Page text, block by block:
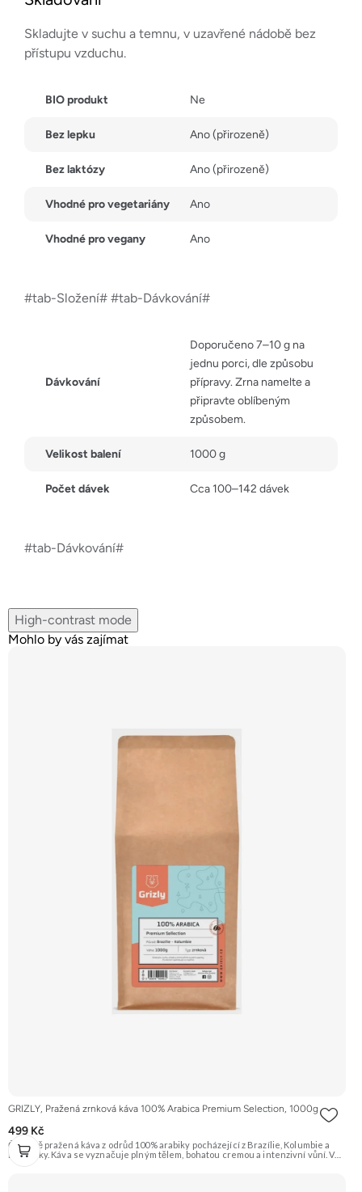
Skladujte v suchu a temnu, v uzavřené nádobě bez
přístupu vzduchu.
BIO produkt Ne
Bez lepku Ano (přirozeně)
Bez laktózy Ano (přirozeně)
Vhodné pro vegetariány Ano
Vhodné pro vegany Ano
#tab-Složení# #tab-Dávkování#
Dávkování
Doporučeno 7–10 g na
jednu porci, dle způsobu
přípravy. Zrna namelte a
připravte oblíbeným
způsobem.
Velikost balení 1000 g
Počet dávek Cca 100–142 dávek
#tab-Dávkování#
High-contrast mode
Mohlo by vás zajímat
GRIZLY, Pražená zrnková káva 100% Arabica Premium Selection, 1000g
499 Kč
Čerstvě pražená káva z odrůd 100% arabiky pocházející z Brazílie, Kolumbie a
Kostariky. Káva se vyznačuje plným tělem, bohatou cremou a intenzivní vůní. V